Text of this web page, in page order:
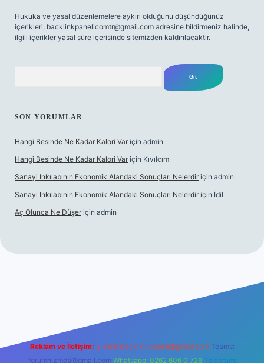
Hukuka ve yasal düzenlemelere aykırı olduğunu düşündüğünüz
içerikleri, backlinkpanelicomtr@gmail.com adresine bildirmeniz halinde,
ilgili içerikler yasal süre içerisinde sitemizden kaldırılacaktır.
SON YORUMLAR
Hangi Besinde Ne Kadar Kalori Var için admin
Hangi Besinde Ne Kadar Kalori Var için Kıvılcım
Sanayi Inkılabının Ekonomik Alandaki Sonuçları Nelerdir için admin
Sanayi Inkılabının Ekonomik Alandaki Sonuçları Nelerdir için İdil
Aç Olunca Ne Düşer için admin
Reklam ve İletişim: E-mail: backlinkpaneli@gmail.com Teams:
forumhizmeti@gmail.com Whatsapp: 0262 606 0 726 Telegram: